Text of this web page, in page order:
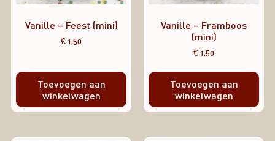
Vanille – Feest (mini)
€1,50
Toevoegen aan
winkelwagen
Vanille – Framboos
(mini)
€1,50
Toevoegen aan
winkelwagen